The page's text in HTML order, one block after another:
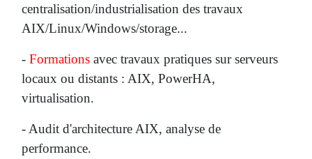
centralisation/industrialisation des travaux
AIX/Linux/Windows/storage...
- Formations avec travaux pratiques sur serveurs
locaux ou distants : AIX, PowerHA,
virtualisation.
- Audit d'architecture AIX, analyse de
performance.